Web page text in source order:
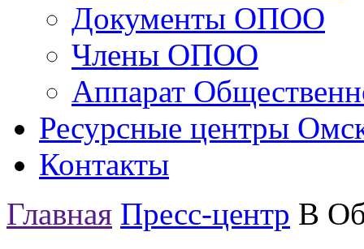
Документы ОПОО
Члены ОПОО
Аппарат
Ресурсные центры
Контакты
Главная Пресс-центр В